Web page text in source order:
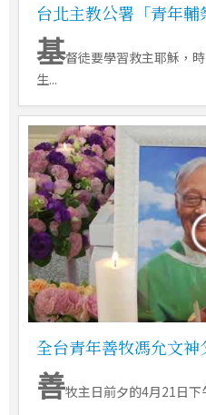
台北主教公署「青年
基督徒要學習救主耶穌，
生...
全台青年善牧馮允文神
善牧主日前夕的4月21日下